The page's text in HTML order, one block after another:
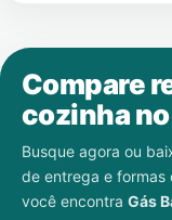
Compare
cozinha
Busque agora ou
de entrega e formas
você encontra Gás